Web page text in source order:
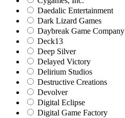
Daedalic Entertainment
Dark Lizard Games
Daybreak Game Company
Deck13
Deep Silver
Delayed Victory
Delirium Studios
Destructive Creations
Devolver
Digital Eclipse
Digital Game Factory